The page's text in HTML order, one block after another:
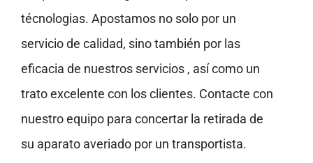
técnologias. Apostamos no solo por un
servicio de calidad, sino también por las
eficacia de nuestros servicios , así como un
trato excelente con los clientes. Contacte con
nuestro equipo para concertar la retirada de
su aparato averiado por un transportista.